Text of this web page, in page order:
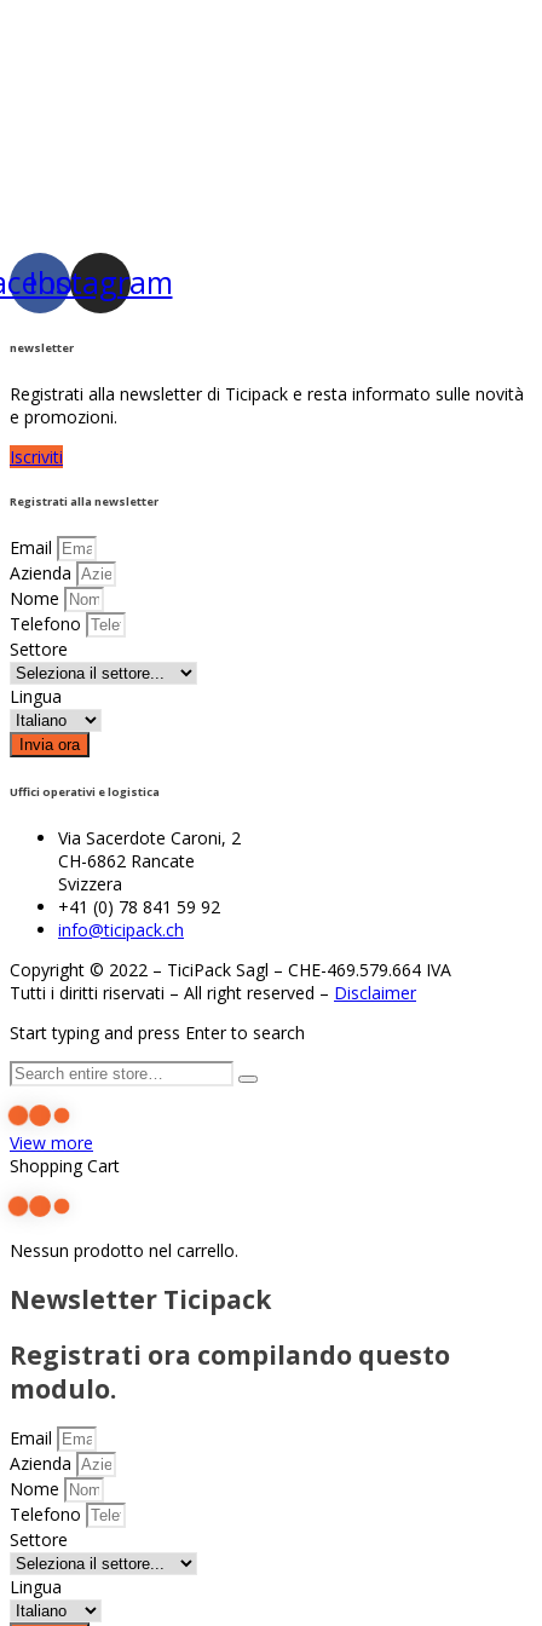
Instagram
newsletter
Registrati alla newsletter di Ticipack e resta informato sulle novità
e promozioni.
Iscriviti
Registrati alla newsletter
Email
Azienda
Nome
Telefono
Settore
Lingua
Invia ora
Uffici operativi e logistica
Via Sacerdote Caroni, 2
CH-6862 Rancate
Svizzera
+41 (0) 78 841 59 92
info@ticipack.ch
Copyright © 2022 – TiciPack Sagl – CHE-469.579.664 IVA
Tutti i diritti riservati – All right reserved – Disclaimer
Start typing and press Enter to search
View more
Shopping Cart
Nessun prodotto nel carrello.
Newsletter Ticipack
Registrati ora compilando questo
modulo.
Email
Azienda
Nome
Telefono
Settore
Lingua